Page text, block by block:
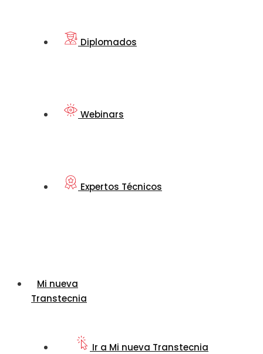
Diplomados
Webinars
Expertos Técnicos
Mi nueva
Transtecnia
Ir a Mi nueva Transtecnia